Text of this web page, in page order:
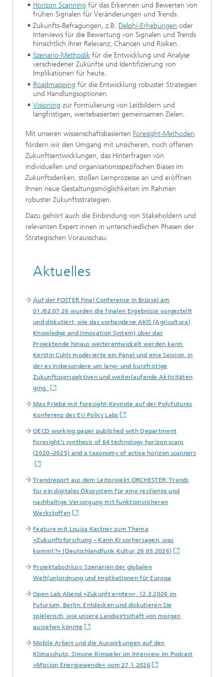
Horizon Scanning für das Erkennen und Bewerten von
frühen Signalen für Veränderungen und Trends.
Zukunfts-Befragungen, z.B. Delphi-Erhebungen oder
Interviews für die Bewertung von Signalen und Trends
hinsichtlich ihrer Relevanz, Chancen und Risiken.
Szenario-Methodik für die Entwicklung und Analyse
verschiedener Zukünfte und Identifizierung von
Implikationen für heute.
Roadmapping für die Entwicklung robuster Strategien
und Handlungsoptionen.
Visioning zur Formulierung von Leitbildern und
langfristigen, wertebasierten gemeinsamen Zielen.
Mit unseren wissenschaftsbasierten Foresight-Methoden
fördern wir den Umgang mit unsicheren, noch offenen
Zukunftsentwicklungen, das Hinterfragen von
individuellen und organisationsspezifischen Biases im
Zukunftsdenken, stoßen Lernprozesse an und eröffnen
Ihnen neue Gestaltungsmöglichkeiten im Rahmen
robuster Zukunftsstrategien.
Dazu gehört auch die Einbindung von Stakeholdern und
relevanten Expert:innen in unterschiedlichen Phasen der
Strategischen Vorausschau.
Aktuelles
Auf der FOSTER Final Conference in Brüssel am
01./02.07.26 wurden die finalen Ergebnisse vorgestellt
und diskutiert, wie das vorhandene AKIS (Agricultural
Knowledge and Innovation System) über das
Projektende hinaus weiterentwickelt werden kann.
Kerstin Cuhls moderierte ein Panel und eine Session, in
der es insbesondere um lang- und kurzfristige
Zukunftsperspektiven und weiterlaufende Aktivitäten
ging.
Max Priebe mit Foresight-Keynote auf der PolyFutures
Konferenz des EU Policy Labs
OECD working paper published with Department
Foresight’s synthesis of 64 technology horizon scans
(2020–2025) and a taxonomy of active horizon scanners
Trendreport aus dem Leitprojekt ORCHESTER: Trends
für ein digitales Ökosystem für eine resiliente und
nachhaltige Versorgung mit funktionssicheren
Werkstoffen
Feature mit Louisa Kastner zum Thema
»Zukunftsforschung – Kann KI vorhersagen, was
kommt?« (Deutschlandfunk Kultur, 26.03.2026)
Projektabschluss: Szenarien der globalen
Welt(un)ordnung und Implikationen für Europa
Open Lab Abend »Zukunft ernten«, 12.3.2026 im
Futurium, Berlin: Entdecken und diskutieren Sie
spielerisch, wie unsere Landwirtschaft von morgen
aussehen könnte
Mobile Arbeit und die Auswirkungen auf den
Klimaschutz, Simone Kimpeler im Interview im Podcast
»Mission Energiewende« vom 27.1.2026